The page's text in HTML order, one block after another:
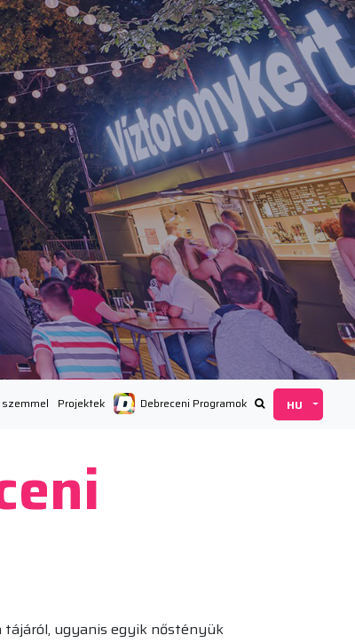
Projektek Debreceni Programok
tájáról, ugyanis egyik nőstényük